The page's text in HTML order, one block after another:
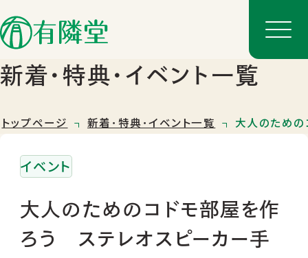
店舗一覧
新着･特典･イベント一覧
トップページ 新着･特典･イベント一覧 大人のため
イベント
大人のためのコドモ部屋を作
ろう ステレオスピーカー手